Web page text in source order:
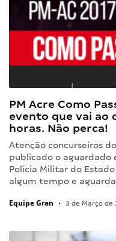
PM Acre Como
evento que vai ao
horas. Não perca!
Atenção concurseiros
publicado o aguardado
Polícia Militar do
algum tempo e
Equipe Gran • 3 de Março de